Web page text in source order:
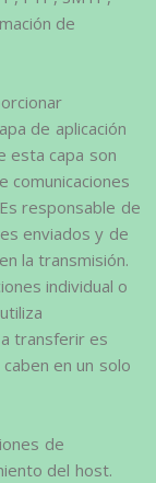
de
de aplicación
esta capa son
comunicaciones
responsable de
enviados y de
la transmisión.
individual o
transferir es
en un solo
de
del host.